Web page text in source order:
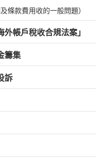
條款費用收的一般問題）
外帳戶稅收合規法案」
籌集
訴